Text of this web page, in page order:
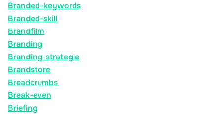
Branded-keywords
Branded-skill
Brandfilm
Branding
Branding-strategie
Brandstore
Breadcrumbs
Break-even
Briefing